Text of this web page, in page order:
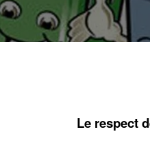
Le respect